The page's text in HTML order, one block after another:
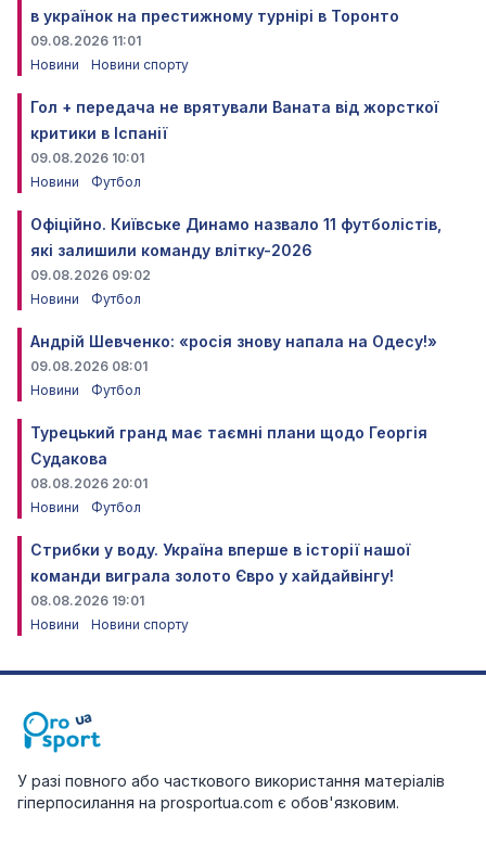
в українок на престижному турнірі в Торонто
09.08.2026 11:01
Новини
Новини спорту
Гол + передача не врятували Ваната від жорсткої
критики в Іспанії
09.08.2026 10:01
Новини
Футбол
Офіційно. Київське Динамо назвало 11 футболістів,
які залишили команду влітку-2026
09.08.2026 09:02
Новини
Футбол
Андрій Шевченко: «росія знову напала на Одесу!»
09.08.2026 08:01
Новини
Футбол
Турецький гранд має таємні плани щодо Георгія
Судакова
08.08.2026 20:01
Новини
Футбол
Стрибки у воду. Україна вперше в історії нашої
команди виграла золото Євро у хайдайвінгу!
08.08.2026 19:01
Новини
Новини спорту
У разі повного або часткового використання матеріалів
гіперпосилання на prosportua.com є обов'язковим.